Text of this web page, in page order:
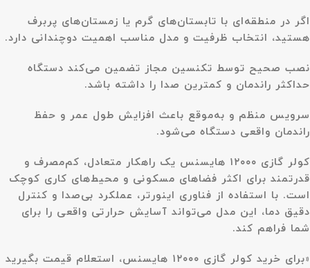
اگر در منطقه‌ای با تابستان‌های گرم یا زمستان‌های پربرف
هستید، انتخاب ظرفیت و مدل مناسب اهمیت دوچندانی دارد.
نصب صحیح توسط تکنسین مجاز تضمین می‌کند دستگاه
حداکثر راندمان و کمترین صدا را داشته باشد.
سرویس منظم و به‌موقع باعث افزایش طول عمر و حفظ
راندمان واقعی دستگاه می‌شود.
کولر گازی ۱۲۰۰۰ هایسنس یک راهکار متعادل، کم‌مصرف و
قدرتمند برای اکثر فضاهای مسکونی و محیط‌های کاری کوچک
است. با استفاده از فناوری اینورتر، عملکرد بی‌صدا و کنترل
دقیق دما، این مدل می‌تواند آسایش حرارتی واقعی را برای
شما فراهم کند.
«برای خرید کولر گازی ۱۲۰۰۰ هایسنس، استعلام قیمت بگیرید